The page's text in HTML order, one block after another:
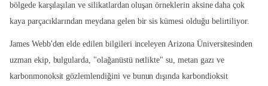
bölgede karşılaşılan ve silikatlardan oluşan örneklerin aksine daha çok
kaya parçacıklarından meydana gelen bir sis kümesi olduğu belirtiliyor.
James Webb'den elde edilen bilgileri inceleyen Arizona Üniversitesinden
uzman ekip, bulgularda, "olağanüstü netlikte" su, metan gazı ve
karbonmonoksit gözlemlendiğini ve bunun dışında karbondioksit